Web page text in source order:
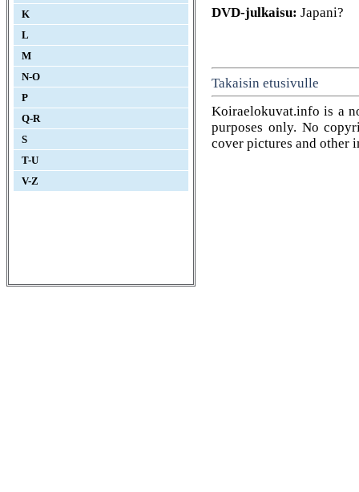
K
L
M
N-O
P
Q-R
S
T-U
V-Z
DVD-julkaisu: Japani?
Takaisin etusivulle
Koiraelokuvat.info is a
purposes only. No
cover pictures and other